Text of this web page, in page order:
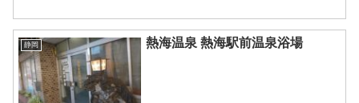
静岡 熱海温泉 熱海駅前温泉浴場